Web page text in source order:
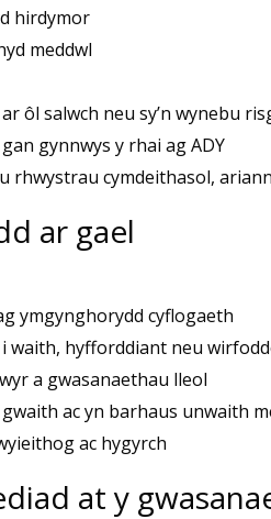
hirdymor
meddwl
ôl salwch neu sy’n wynebu
gynnwys y rhai ag ADY
rhwystrau cymdeithasol,
ar gael
ymgynghorydd cyflogaeth
waith, hyfforddiant neu
a gwasanaethau lleol
ac yn barhaus unwaith
ac hygyrch
at y